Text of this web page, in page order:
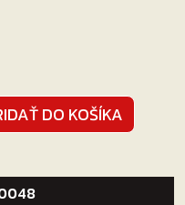
DO KOŠÍKA